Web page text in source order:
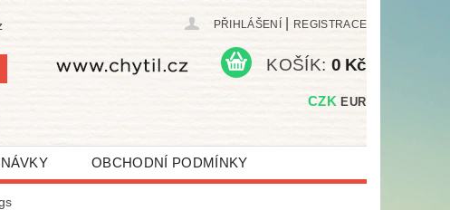
PŘIHLÁŠENÍ REGISTRACE
CZK EUR
KOŠÍK: 0 Kč
OBCHODNÍ PODMÍNKY